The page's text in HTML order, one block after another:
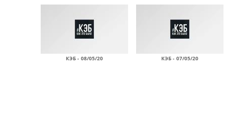
КЭБ - 08/05/20 КЭБ - 07/05/20